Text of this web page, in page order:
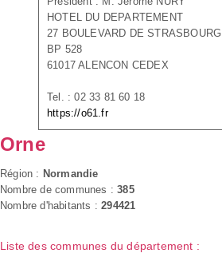
HOTEL DU DEPARTEMENT
27 BOULEVARD DE STRASBOURG
BP 528
61017 ALENCON CEDEX
Tel. : 02 33 81 60 18
https://o61.fr
Orne
Région : Normandie
Nombre de communes :385
Nombre d'habitants :294421
Liste des communes du département :